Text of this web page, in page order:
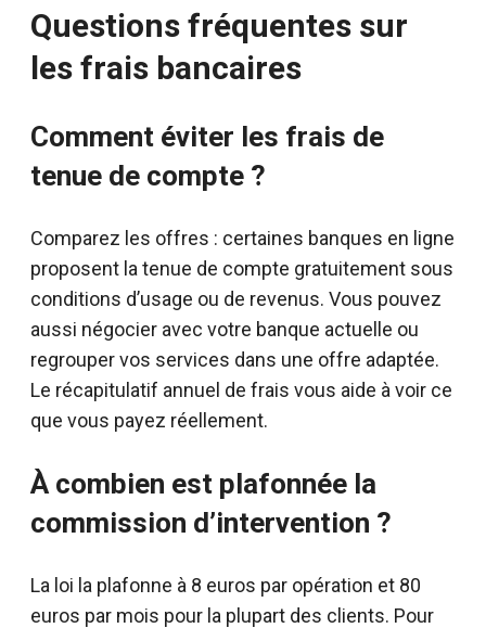
Questions fréquentes sur
les frais bancaires
Comment éviter les frais de
tenue de compte ?
Comparez les offres : certaines banques en ligne
proposent la tenue de compte gratuitement sous
conditions d’usage ou de revenus. Vous pouvez
aussi négocier avec votre banque actuelle ou
regrouper vos services dans une offre adaptée.
Le récapitulatif annuel de frais vous aide à voir ce
que vous payez réellement.
À combien est plafonnée la
commission d’intervention ?
La loi la plafonne à 8 euros par opération et 80
euros par mois pour la plupart des clients. Pour